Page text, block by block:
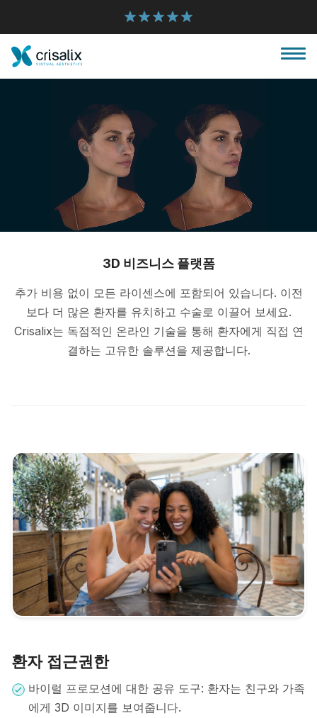
성형외과 홈
3D 비즈니스 플랫폼
플랜
환자 후기
3D 비즈니스 플랫폼
추가 비용 없이 모든 라이센스에 포함되어 있습니다. 이전
보다 더 많은 환자를 유치하고 수술로 이끌어 보세요.
Crisalix는 독점적인 온라인 기술을 통해 환자에게 직접 연
결하는 고유한 솔루션을 제공합니다.
환자 접근권한
바이럴 프로모션에 대한 공유 도구: 환자는 친구와 가족
에게 3D 이미지를 보여줍니다.